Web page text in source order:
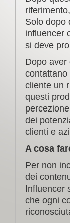
Solo dopo
influencer
si deve
Dopo aver
cliente un
questi
dei
clienti e
A cosa
Per non
dei
Influencer
che ogni